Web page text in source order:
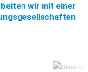
wir mit einer